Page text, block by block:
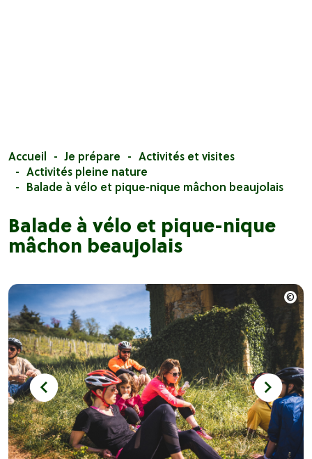
Accueil Je prépare
Activités et visites
Activités pleine nature
Balade à vélo et pique-nique mâchon beaujolais
Balade à vélo et pique-nique
mâchon beaujolais